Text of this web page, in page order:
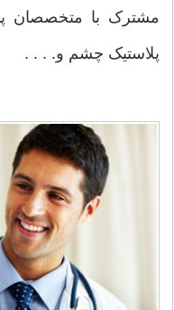
مشترک با متخصصان
پلاستیک چشم و. . . .